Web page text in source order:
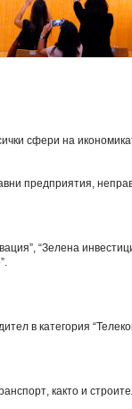
сфери на
предприятия,
, “Зелена
в категория
, както и